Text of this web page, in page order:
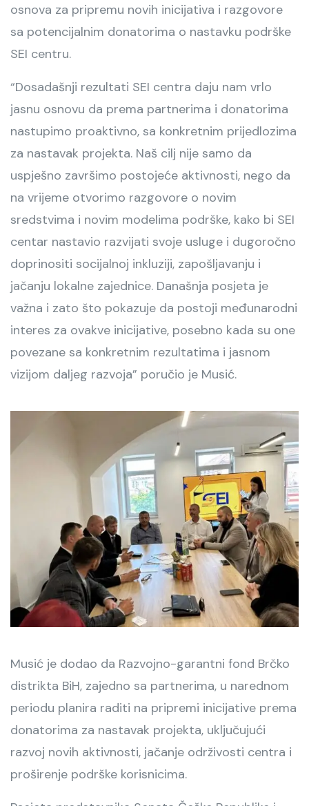
osnova za pripremu novih inicijativa i razgovore
sa potencijalnim donatorima o nastavku podrške
SEI centru.
“Dosadašnji rezultati SEI centra daju nam vrlo
jasnu osnovu da prema partnerima i donatorima
nastupimo proaktivno, sa konkretnim prijedlozima
za nastavak projekta. Naš cilj nije samo da
uspješno završimo postojeće aktivnosti, nego da
na vrijeme otvorimo razgovore o novim
sredstvima i novim modelima podrške, kako bi SEI
centar nastavio razvijati svoje usluge i dugoročno
doprinositi socijalnoj inkluziji, zapošljavanju i
jačanju lokalne zajednice. Današnja posjeta je
važna i zato što pokazuje da postoji međunarodni
interes za ovakve inicijative, posebno kada su one
povezane sa konkretnim rezultatima i jasnom
vizijom daljeg razvoja” poručio je Musić.
Musić je dodao da Razvojno-garantni fond Brčko
distrikta BiH, zajedno sa partnerima, u narednom
periodu planira raditi na pripremi inicijative prema
donatorima za nastavak projekta, uključujući
razvoj novih aktivnosti, jačanje održivosti centra i
proširenje podrške korisnicima.